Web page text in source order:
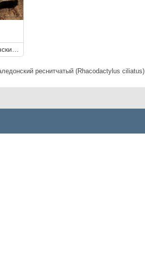
реснитчатый (Rhacodactylus ciliatus)